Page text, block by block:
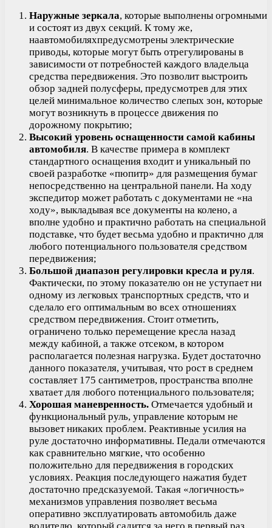
Наружные зеркала, которые выполнены огромными
и состоят из двух секций. К тому же,
наавтомобиляхпредусмотрены электрические
приводы, которые могут быть отрегулированы в
зависимости от потребностей каждого владельца
средства передвижения. Это позволит выстроить
обзор задней полусферы, предусмотрев для этих
целей минимальное количество слепых зон, которые
могут возникнуть в процессе движения по
дорожному покрытию;
Высокий уровень оснащенности самой кабины
автомобиля. В качестве примера в комплект
стандартного оснащения входит и уникальный по
своей разработке «пюпитр» для размещения бумаг
непосредственно на центральной панели. На ходу
экспедитор может работать с документами не «на
ходу», выкладывая все документы на колено, а
вполне удобно и практично работать на специальной
подставке, что будет весьма удобно и практично для
любого потенциального пользователя средством
передвижения;
Большой диапазон регулировки кресла и руля.
Фактически, по этому показателю он не уступает ни
одному из легковых транспортных средств, что и
сделало его оптимальным во всех отношениях
средством передвижения. Стоит отметить,
ограничено только перемещение кресла назад
между кабиной, а также отсеком, в котором
располагается полезная нагрузка. Будет достаточно
данного показателя, учитывая, что рост в среднем
составляет 175 сантиметров, пространства вполне
хватает для любого потенциального пользователя;
Хорошая маневренность. Отмечается удобный и
функциональный руль, управление которым не
вызовет никаких проблем. Реактивные усилия на
руле достаточно информативны. Педали отмечаются
как сравнительно мягкие, что особенно
положительно для передвижения в городских
условиях. Реакция последующего нажатия будет
достаточно предсказуемой. Такая «логичность»
механизмов управления позволяет весьма
оперативно эксплуатировать автомобиль даже